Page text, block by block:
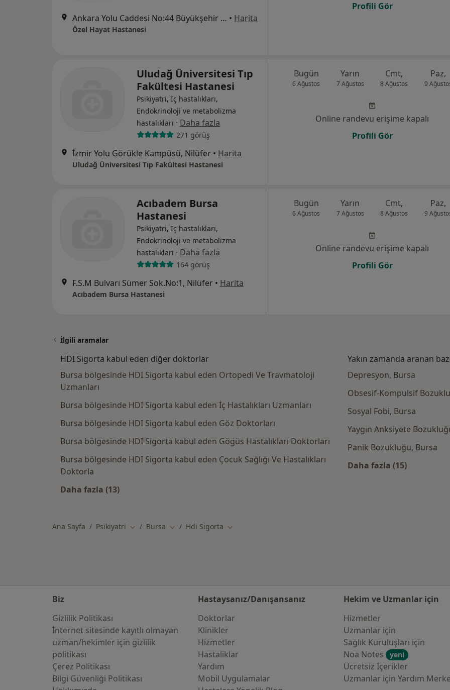
Ankara Yolu Caddesi No:44 Büyükşehir Belediye Binası Karşısı, Osmangazi • Harita
Özel Hayat Hastanesi
Profili Gör
Uludağ Üniversitesi Tıp
Fakültesi Hastanesi
Psikiyatri, İç hastalıkları,
Endokrinoloji ve metabolizma
hastalıkları · Daha fazla
271 görüş
İzmir Yolu Görükle Kampüsü, Nilüfer • Harita
Uludağ Üniversitesi Tıp Fakültesi Hastanesi
Bugün
6 Ağustos
Yarın
7 Ağustos
Cmt,
8 Ağustos
Paz,
9
Online randevu erişime kapalı
Profili Gör
Acıbadem Bursa
Hastanesi
Psikiyatri, İç hastalıkları,
Endokrinoloji ve metabolizma
hastalıkları · Daha fazla
164 görüş
F.S.M Bulvarı Sümer Sok.No:1, Nilüfer • Harita
Acıbadem Bursa Hastanesi
Bugün
6 Ağustos
Yarın
7 Ağustos
Cmt,
8 Ağustos
Paz,
9
Online randevu erişime kapalı
Profili Gör
İlgili aramalar
HDI Sigorta kabul eden diğer doktorlar
Bursa bölgesinde HDI Sigorta kabul eden Ortopedi Ve Travmatoloji
Uzmanları
Bursa bölgesinde HDI Sigorta kabul eden İç Hastalıkları Uzmanları
Bursa bölgesinde HDI Sigorta kabul eden Göz Doktorları
Bursa bölgesinde HDI Sigorta kabul eden Göğüs Hastalıkları Doktorları
Bursa bölgesinde HDI Sigorta kabul eden Çocuk Sağlığı Ve Hastalıkları
Doktorla
Daha fazla (13)
Yakın zamanda aranan
Depresyon, Bursa
Obsesif-Kompulsif
Sosyal Fobi, Bursa
Yaygın Anksiyete
Panik Bozukluğu, Bursa
Daha fazla (15)
Ana Sayfa Psikiyatri Şehir değiştir
Bursa Şehir değiştir
Hdi Sigorta Şehir değiştir
Biz
Gizlilik Politikası
İnternet sitesinde kayıtlı olmayan
uzman/hekimler i̇çin gizlilik
politikası
Çerez Politikası
Bilgi Güvenliği Politikası
Hastaysanız/Danışansanız
Doktorlar
Klinikler
Hizmetler
Hastaliklar
Yardım
Mobil Uygulamalar
Hekim ve Uzmanlar için
Hizmetler
Uzmanlar için
Sağlık Kuruluşları için
Noa Notes
yeni
Ücretsiz İçerikler
Uzmanlar için Yardım